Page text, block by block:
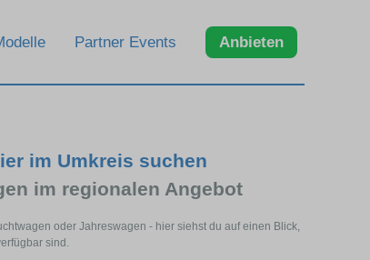
Partner Events Anbieten
im Umkreis suchen
im regionalen Angebot
oder Jahreswagen - hier siehst du auf einen Blick,
sind.